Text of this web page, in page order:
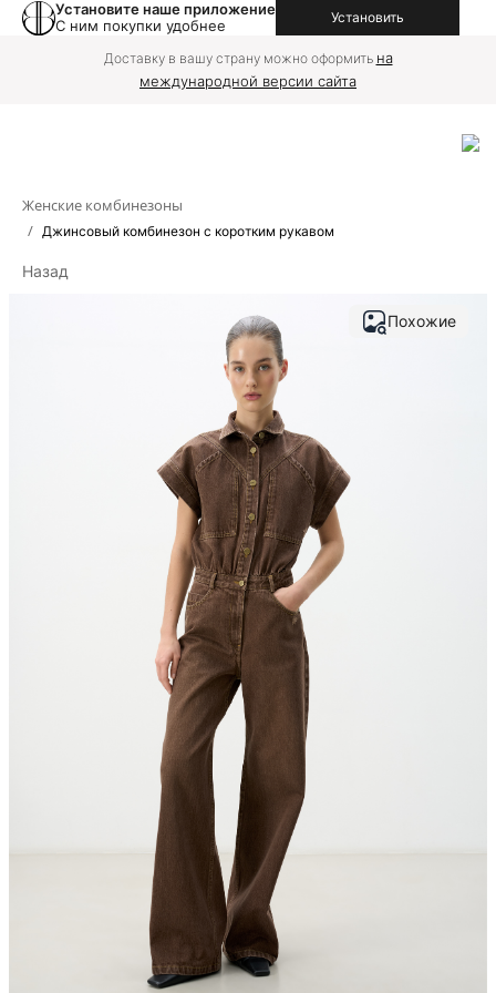
Установите наше приложение
С ним покупки удобнее
Установить
Доставку в вашу страну можно оформить на
международной версии сайта
Женские комбинезоны
/ Джинсовый комбинезон с коротким рукавом
Назад
Похожие